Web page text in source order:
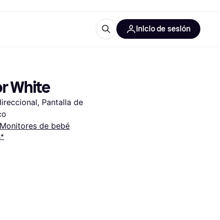
Inicio de sesión
White
Pantalla de
Monitores de bebé